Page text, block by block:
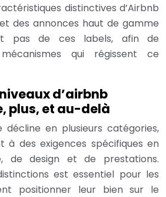
distinctives d’Airbnb
et des annonces haut de gamme
pas de ces labels, afin de
qui régissent ce
d’airbnb
plus, et au-delà
décline en plusieurs catégories,
à des exigences spécifiques en
de design et de prestations.
est essentiel pour les
positionner leur bien sur le